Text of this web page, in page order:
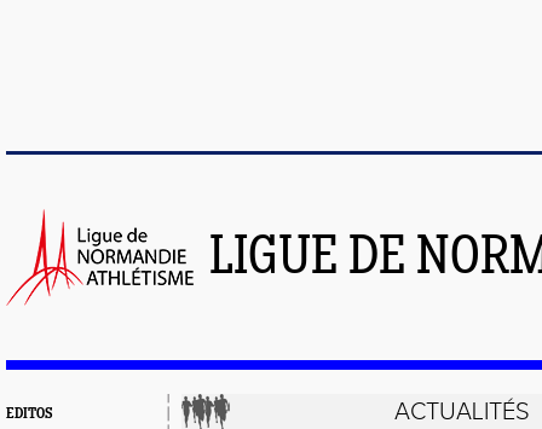
LIGUE DE
EDITOS ACTUALITÉS